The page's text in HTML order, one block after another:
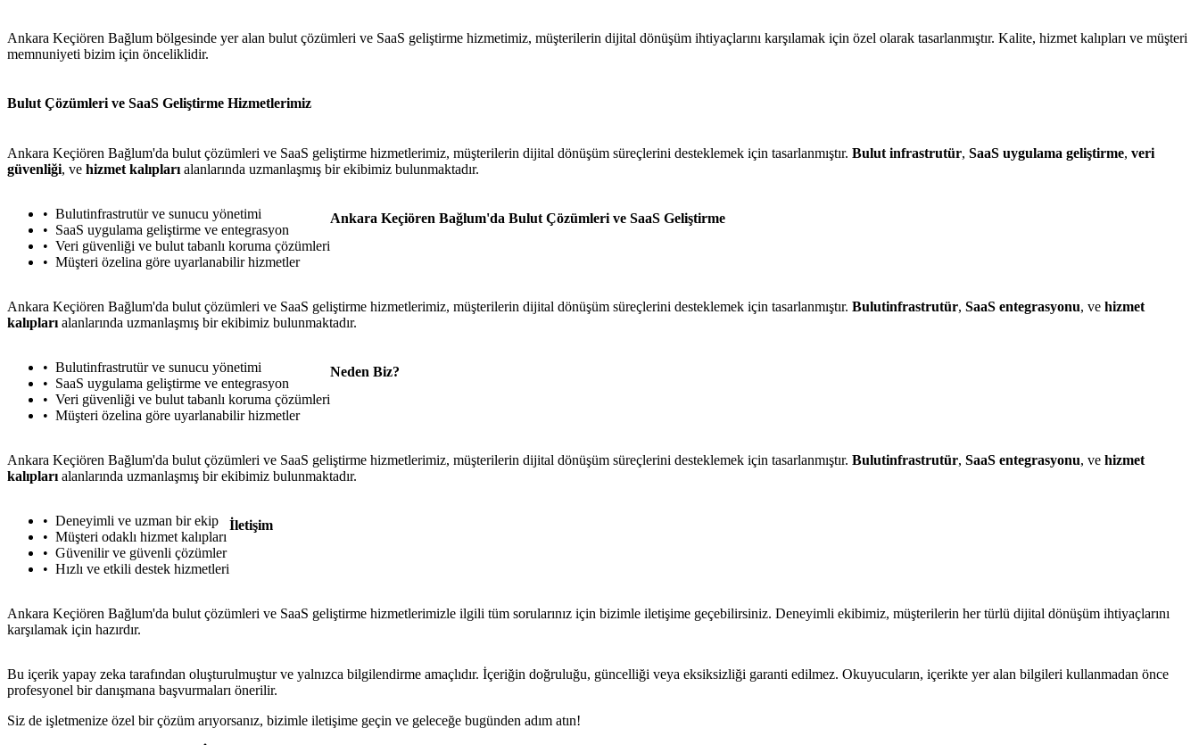
Ankara Keçiören Bağlum bölgesinde yer alan bulut çözümleri ve SaaS geliştirme hizmetimiz, müşterilerin dijital dönüşüm ihtiyaçlarını karşılamak için özel olarak tasarlanmıştır. Kalite, hizmet kalıpları ve müşteri
memnuniyeti bizim için önceliklidir.
Bulut Çözümleri ve SaaS Geliştirme Hizmetlerimiz
Ankara Keçiören Bağlum'da bulut çözümleri ve SaaS geliştirme hizmetlerimiz, müşterilerin dijital dönüşüm süreçlerini desteklemek için tasarlanmıştır. Bulut infrastrutür, SaaS uygulama geliştirme, veri
güvenliği, ve hizmet kalıpları alanlarında uzmanlaşmış bir ekibimiz bulunmaktadır.
Bulutinfrastrutür ve sunucu yönetimi
SaaS uygulama geliştirme ve entegrasyon
Veri güvenliği ve bulut tabanlı koruma çözümleri
Müşteri özelina göre uyarlanabilir hizmetler
Ankara Keçiören Bağlum'da Bulut Çözümleri ve SaaS Geliştirme
Ankara Keçiören Bağlum'da bulut çözümleri ve SaaS geliştirme hizmetlerimiz, müşterilerin dijital dönüşüm süreçlerini desteklemek için tasarlanmıştır. Bulutinfrastrutür, SaaS entegrasyonu, ve hizmet
kalıpları alanlarında uzmanlaşmış bir ekibimiz bulunmaktadır.
Bulutinfrastrutür ve sunucu yönetimi
SaaS uygulama geliştirme ve entegrasyon
Veri güvenliği ve bulut tabanlı koruma çözümleri
Müşteri özelina göre uyarlanabilir hizmetler
Neden Biz?
Ankara Keçiören Bağlum'da bulut çözümleri ve SaaS geliştirme hizmetlerimiz, müşterilerin dijital dönüşüm süreçlerini desteklemek için tasarlanmıştır. Bulutinfrastrutür, SaaS entegrasyonu, ve hizmet
kalıpları alanlarında uzmanlaşmış bir ekibimiz bulunmaktadır.
Deneyimli ve uzman bir ekip
Müşteri odaklı hizmet kalıpları
Güvenilir ve güvenli çözümler
Hızlı ve etkili destek hizmetleri
İletişim
Ankara Keçiören Bağlum'da bulut çözümleri ve SaaS geliştirme hizmetlerimizle ilgili tüm sorularınız için bizimle iletişime geçebilirsiniz. Deneyimli ekibimiz, müşterilerin her türlü dijital dönüşüm ihtiyaçlarını
karşılamak için hazırdır.
Bu içerik yapay zeka tarafından oluşturulmuştur ve yalnızca bilgilendirme amaçlıdır. İçeriğin doğruluğu, güncelliği veya eksiksizliği garanti edilmez. Okuyucuların, içerikte yer alan bilgileri kullanmadan önce
profesyonel bir danışmana başvurmaları önerilir.
Siz de işletmenize özel bir çözüm arıyorsanız, bizimle iletişime geçin ve geleceğe bugünden adım atın!